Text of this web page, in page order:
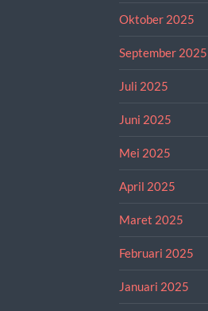
Oktober 2025
September 2025
Juli 2025
Juni 2025
Mei 2025
April 2025
Maret 2025
Februari 2025
Januari 2025